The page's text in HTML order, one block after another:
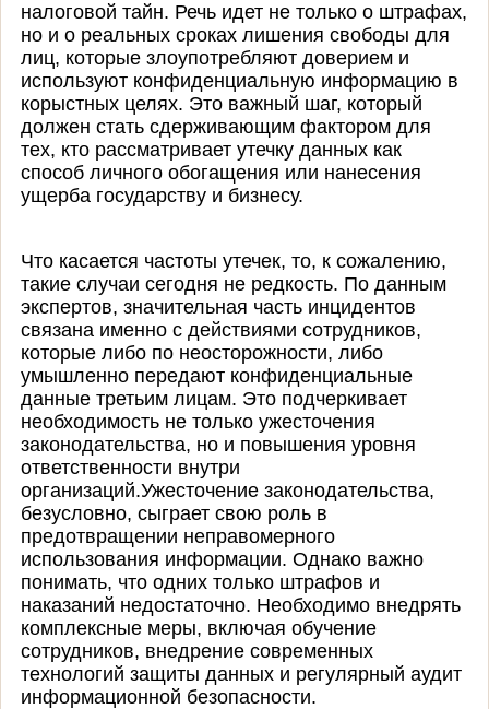
налоговой тайн. Речь идет не только о штрафах,
но и о реальных сроках лишения свободы для
лиц, которые злоупотребляют доверием и
используют конфиденциальную информацию в
корыстных целях. Это важный шаг, который
должен стать сдерживающим фактором для
тех, кто рассматривает утечку данных как
способ личного обогащения или нанесения
ущерба государству и бизнесу.
Что касается частоты утечек, то, к сожалению,
такие случаи сегодня не редкость. По данным
экспертов, значительная часть инцидентов
связана именно с действиями сотрудников,
которые либо по неосторожности, либо
умышленно передают конфиденциальные
данные третьим лицам. Это подчеркивает
необходимость не только ужесточения
законодательства, но и повышения уровня
ответственности внутри
организаций.Ужесточение законодательства,
безусловно, сыграет свою роль в
предотвращении неправомерного
использования информации. Однако важно
понимать, что одних только штрафов и
наказаний недостаточно. Необходимо внедрять
комплексные меры, включая обучение
сотрудников, внедрение современных
технологий защиты данных и регулярный аудит
информационной безопасности.